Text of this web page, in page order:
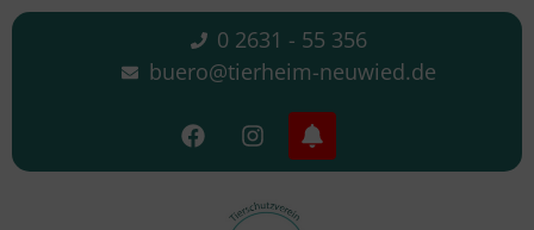
0 2631 - 55 356
buero@tierheim-neuwied.de